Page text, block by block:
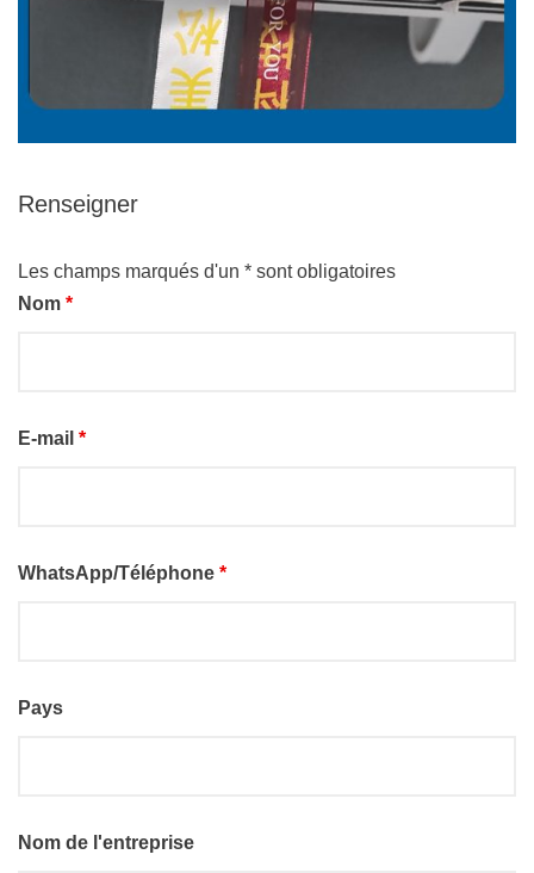
Renseigner
Les champs marqués d'un * sont obligatoires
Nom *
E-mail *
WhatsApp/Téléphone *
Pays
Nom de l'entreprise